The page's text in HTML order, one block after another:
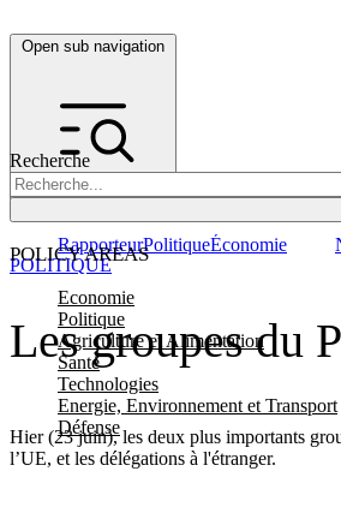
Open sub navigation
Recherche
POLICY AREAS
Economie
Politique
Agriculture et Alimentation
Santé
Technologies
Energie, Environnement et Transport
Défense
RapporteurPolitiqueÉconomie
Les groupes du
Hier (23 juin), les deux plus importants
l’UE, et les délégations à l'étranger.
POLITIQUE